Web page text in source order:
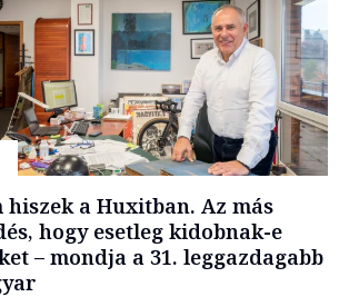
hiszek a Huxitban. Az más
hogy esetleg kidobnak-e
– mondja a 31. leggazdagabb